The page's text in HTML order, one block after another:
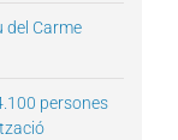
del Carme
persones